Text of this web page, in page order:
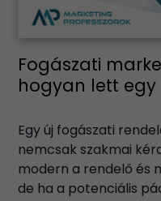
Fogászati
hogyan lett egy
Egy új fogászati
nemcsak szakmai
modern a rendelő és
de ha a potenciális